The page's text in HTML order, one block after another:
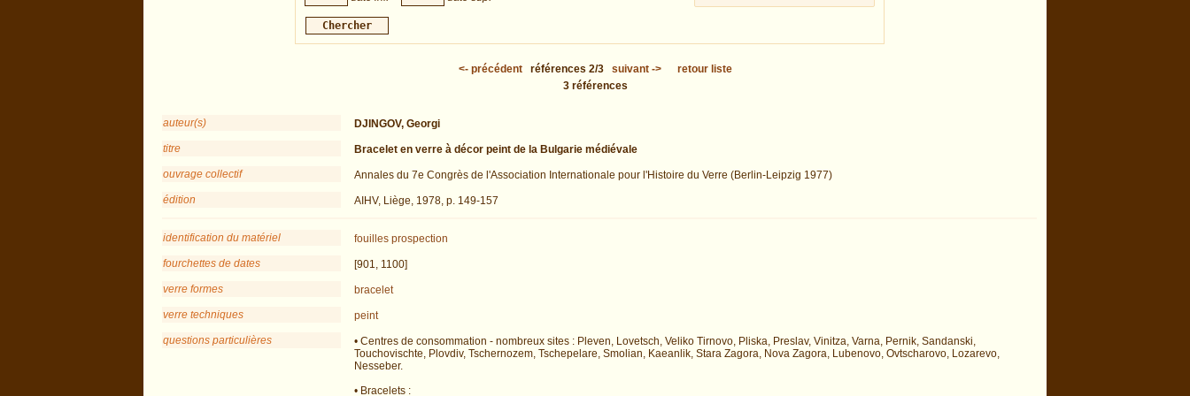
<- précédent références 2/3 suivant->
retour liste
3 références
auteur(s)
DJINGOV, Georgi
titre
Bracelet en verre à décor peint de la Bulgarie médiévale
ouvrage collectif
Annales du 7e Congrès de l'Association Internationale pour l'Histoire du Verre (Berlin-Leipzig 1977)
édition
AIHV, Liège, 1978, p. 149-157
identification du matériel fouilles prospection
fourchettes de dates
[901, 1100]
verre formes
bracelet
verre techniques
peint
questions particulières
• Centres de consommation - nombreux sites : Pleven, Lovetsch, Veliko Tirnovo, Pliska, Preslav, Vinitza, Varna, Pernik, Sandanski,
Touchovischte, Plovdiv, Tschernozem, Tschepelare, Smolian, Kaeanlik, Stara Zagora, Nova Zagora, Lubenovo, Ovtscharovo, Lozarevo,
Nesseber.
• Bracelets :